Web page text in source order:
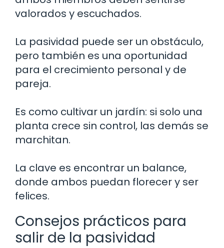
valorados y escuchados.
La pasividad puede ser un obstáculo,
pero también es una oportunidad
para el crecimiento personal y de
pareja.
Es como cultivar un jardín: si solo una
planta crece sin control, las demás se
marchitan.
La clave es encontrar un balance,
donde ambos puedan florecer y ser
felices.
Consejos prácticos para
salir de la pasividad